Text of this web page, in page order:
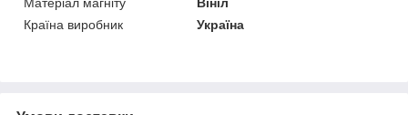
Країна виробник
Україна